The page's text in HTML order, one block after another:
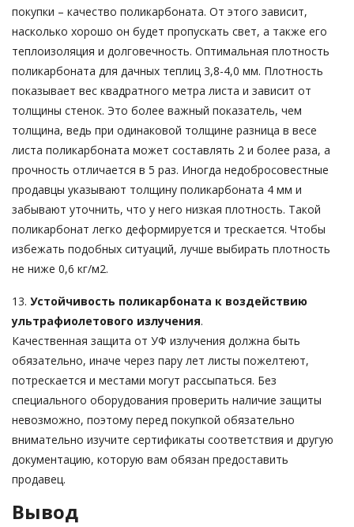
покупки – качество поликарбоната. От этого зависит,
насколько хорошо он будет пропускать свет, а также его
теплоизоляция и долговечность. Оптимальная плотность
поликарбоната для дачных теплиц 3,8-4,0 мм. Плотность
показывает вес квадратного метра листа и зависит от
толщины стенок. Это более важный показатель, чем
толщина, ведь при одинаковой толщине разница в весе
листа поликарбоната может составлять 2 и более раза, а
прочность отличается в 5 раз. Иногда недобросовестные
продавцы указывают толщину поликарбоната 4 мм и
забывают уточнить, что у него низкая плотность. Такой
поликарбонат легко деформируется и трескается. Чтобы
избежать подобных ситуаций, лучше выбирать плотность
не ниже 0,6 кг/м2.
13. Устойчивость поликарбоната к воздействию
ультрафиолетового излучения.
Качественная защита от УФ излучения должна быть
обязательно, иначе через пару лет листы пожелтеют,
потрескается и местами могут рассыпаться. Без
специального оборудования проверить наличие защиты
невозможно, поэтому перед покупкой обязательно
внимательно изучите сертификаты соответствия и другую
документацию, которую вам обязан предоставить
продавец.
Вывод